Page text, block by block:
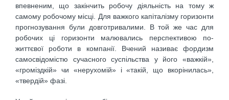
впевненим, що закінчить робочу діяльність на тому ж
самому робочому місці. Для важкого капіталізму горизонти
прогнозування були довготри­валими. В той же час для
робочих ці горизонти малювались перспективою по-
життєвої роботи в компанії. Вчений називає фордизм
самосвідомістю сучасного суспі­льства у його «важкій»,
«громіздкій» чи «нерухомій» і «такій, що вкорінилась»,
«твердій» фазі.